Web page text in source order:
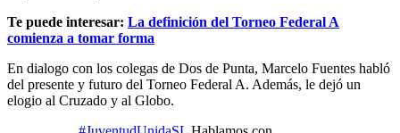
Te puede interesar: La definición del Torneo Federal A
comienza a tomar forma
En dialogo con los colegas de Dos de Punta, Marcelo Fuentes habló
del presente y futuro del Torneo Federal A. Además, le dejó un
elogio al Cruzado y al Globo.